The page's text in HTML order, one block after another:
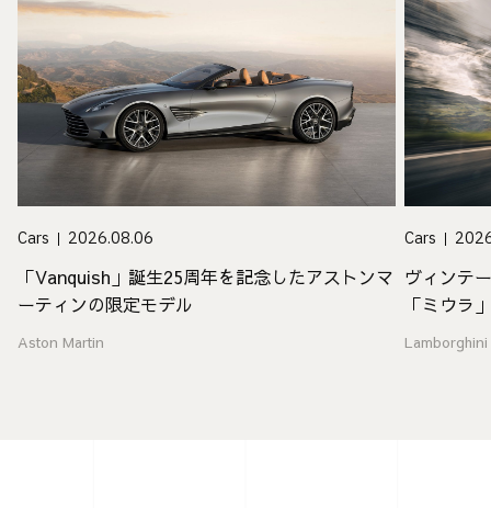
Cars 2026.08.06
「Vanquish」誕生25周年を記念したアストンマ
ーティンの限定モデル
Aston Martin
Cars
ヴィンテ
「ミウラ
Lamborghini